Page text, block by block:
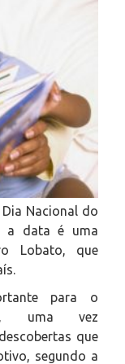
Nacional do
a data é uma
Lobato, que
para o
uma vez
que
segundo a